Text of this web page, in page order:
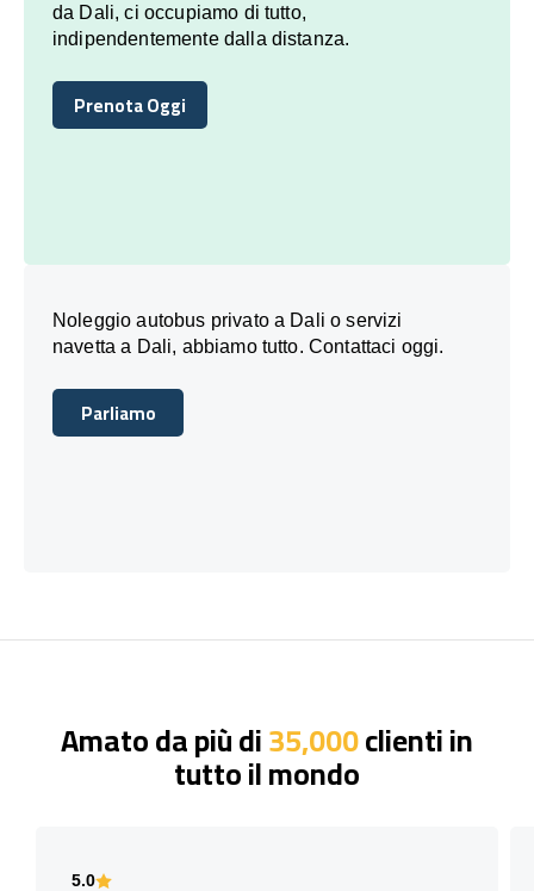
da Dali, ci occupiamo di tutto,
indipendentemente dalla distanza.
Prenota Oggi
Prenota Oggi
Noleggio autobus privato a Dali o servizi
navetta a Dali, abbiamo tutto. Contattaci oggi.
Parliamo
Parliamo
Amato da più di35,000clienti in
tutto il mondo
5.0